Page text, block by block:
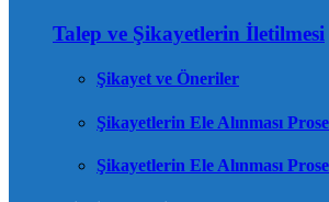
Talep ve Şikayetlerin İletilmesi
Şikayet ve Öneriler
Şikayetlerin Ele Alınması
Şikayetlerin Ele Alınması